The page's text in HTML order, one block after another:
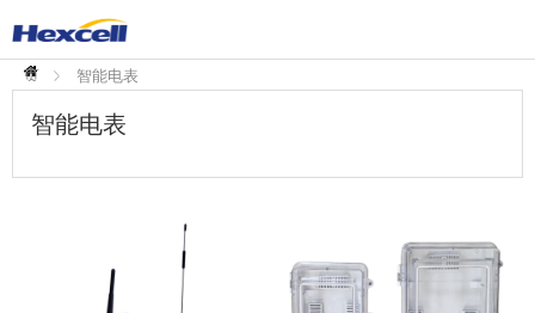
首
页 智能电表
智能电表